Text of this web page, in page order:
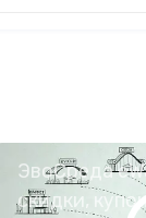
ЭвоСреда
скидки,